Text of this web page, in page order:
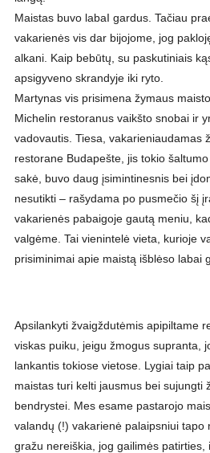
Maistas buvo labaI gardus. Tačiau
vakarienės vis dar bijojome, jog
alkani. Kaip bebūtų, su paskutiniais
apsigyveno skrandyje iki ryto.
Martynas vis prisimena žymaus
Michelin restoranus vaikšto snobai ir
vadovautis. Tiesa, vakarieniaudamas
restorane Budapešte, jis tokio
sakė, buvo daug įsimintinesnis bei
nesutikti – rašydama po pusmečio šį
vakarienės pabaigoje gautą meniu,
valgėme. Tai vienintelė vieta, kurioje
prisiminimai apie maistą išblėso labai
Apsilankyti žvaigždutėmis apipiltame
viskas puiku, jeigu žmogus supranta,
lankantis tokiose vietose. Lygiai taip
maistas turi kelti jausmus bei sujungti
bendrystei. Mes esame pastarojo
valandų (!) vakarienė palaipsniui tapo
gražu nereiškia, jog gailimės patirties,